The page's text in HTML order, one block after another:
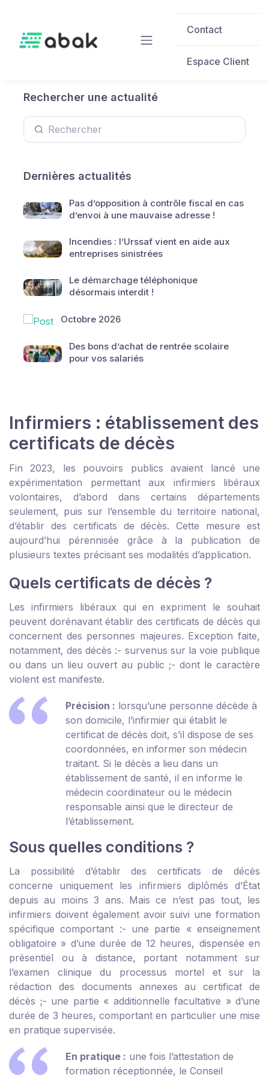
Contact
Espace Client
Rechercher une actualité
Dernières actualités
Pas d’opposition à contrôle fiscal en cas
d’envoi à une mauvaise adresse !
Incendies : l’Urssaf vient en aide aux
entreprises sinistrées
Le démarchage téléphonique
désormais interdit !
Octobre 2026
Des bons d’achat de rentrée scolaire
pour vos salariés
Infirmiers : établissement des
certificats de décès
Fin 2023, les pouvoirs publics avaient lancé une
expérimentation permettant aux infirmiers libéraux
volontaires, d’abord dans certains départements
seulement, puis sur l’ensemble du territoire national,
d’établir des certificats de décès. Cette mesure est
aujourd’hui pérennisée grâce à la publication de
plusieurs textes précisant ses modalités d’application.
Quels certificats de décès ?
Les infirmiers libéraux qui en expriment le souhait
peuvent dorénavant établir des certificats de décès qui
concernent des personnes majeures. Exception faite,
notamment, des décès :- survenus sur la voie publique
ou dans un lieu ouvert au public ;- dont le caractère
violent est manifeste.
Précision : lorsqu’une personne décède à
son domicile, l’infirmier qui établit le
certificat de décès doit, s’il dispose de ses
coordonnées, en informer son médecin
traitant. Si le décès a lieu dans un
établissement de santé, il en informe le
médecin coordinateur ou le médecin
responsable ainsi que le directeur de
l’établissement.
Sous quelles conditions ?
La possibilité d’établir des certificats de décès
concerne uniquement les infirmiers diplômés d’État
depuis au moins 3 ans. Mais ce n’est pas tout, les
infirmiers doivent également avoir suivi une formation
spécifique comportant :- une partie « enseignement
obligatoire » d’une durée de 12 heures, dispensée en
présentiel ou à distance, portant notamment sur
l’examen clinique du processus mortel et sur la
rédaction des documents annexes au certificat de
décès ;- une partie « additionnelle facultative » d’une
durée de 3 heures, comportant en particulier une mise
en pratique supervisée.
En pratique : une fois l’attestation de
formation réceptionnée, le Conseil